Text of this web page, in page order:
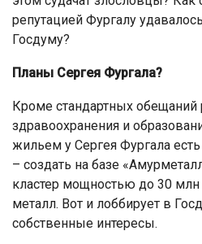
репутацией Фургалу
Госдуму?
Планы Сергея Фургала?
Кроме стандартных обещаний
здравоохранения и
жильем у Сергея Фургала
– создать на базе
кластер мощностью до 30 млн
металл. Вот и лоббирует в
собственные интересы.